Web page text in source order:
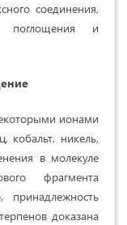
соединения,
поглощения и
ионами
кобальт, никель,
в молекуле
фрагмента
принадлежность
доказана